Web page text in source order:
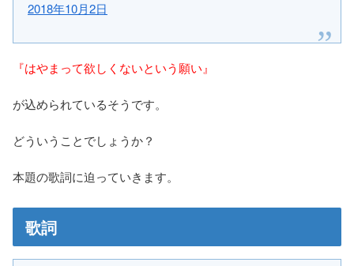
2018年10月2日
『はやまって欲しくないという願い』
が込められているそうです。
どういうことでしょうか？
本題の歌詞に迫っていきます。
歌詞